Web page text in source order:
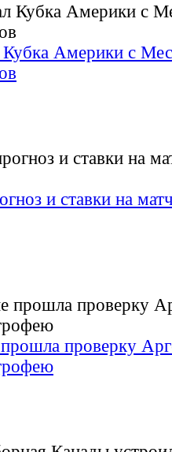
Кубка Америки с
и ставки на
проверку